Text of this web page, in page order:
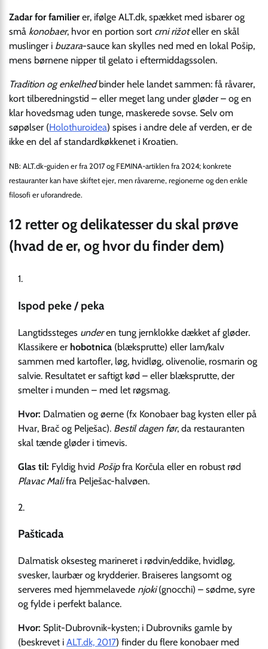
Zadar for familierer, ifølge ALT.dk, spækket med isbarer og
små konobaer, hvor en portion sort crni rižoteller en skål
muslinger i buzara-sauce kan skylles ned med en lokal Pošip,
mens børnene nipper til gelato i eftermiddagssolen.
Tradition og enkelhedbinder hele landet sammen: få råvarer,
kort tilberedningstid – eller meget lang under gløder – og en
klar hovedsmag uden tunge, maskerede sovse. Selv om
søpølser (Holothuroidea) spises i andre dele af verden, er de
ikke en del af standardkøkkenet i Kroatien.
NB: ALT.dk-guiden er fra 2017 og FEMINA-artiklen fra 2024; konkrete
restauranter kan have skiftet ejer, men råvarerne, regionerne og den enkle
filosofi er uforandrede.
12 retter og delikatesser du skal prøve
(hvad de er, og hvor du finder dem)
Ispod peke / peka
Langtidssteges underen tung jernklokke dækket af gløder.
Klassikere er hobotnica (blæksprutte) eller lam/kalv
sammen med kartofler, løg, hvidløg, olivenolie, rosmarin og
salvie. Resultatet er saftigt kød – eller blæksprutte, der
smelter i munden – med let røgsmag.
Hvor: Dalmatien og øerne (fx Konobaer bag kysten eller på
Hvar, Brač og Pelješac). Bestil dagen før, da restauranten
skal tænde gløder i timevis.
Glas til: Fyldig hvid Pošipfra Korčula eller en robust rød
Plavac Malifra Pelješac-halvøen.
Pašticada
Dalmatisk oksesteg marineret i rødvin/eddike, hvidløg,
svesker, laurbær og krydderier. Braiseres langsomt og
serveres med hjemmelavede njoki(gnocchi) – sødme, syre
og fylde i perfekt balance.
Hvor: Split-Dubrovnik-kysten; i Dubrovniks gamle by
(beskrevet i ALT.dk, 2017) finder du flere konobaer med